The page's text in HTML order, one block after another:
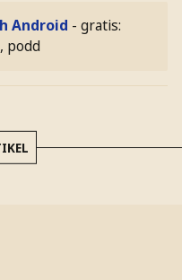
Android - gratis:
podd